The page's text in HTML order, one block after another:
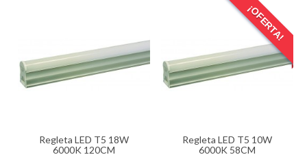
Regleta LED T5 18W
6000K 120CM
Regleta LED T5 10W
6000K 58CM
¡OFERTA!